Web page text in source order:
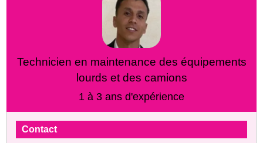
Technicien en maintenance des équipements
lourds et des camions
1 à 3 ans d'expérience
Contact